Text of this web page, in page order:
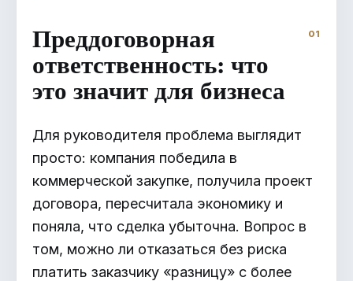
Преддоговорная
ответственность: что
это значит для бизнеса
Для руководителя проблема выглядит
просто: компания победила в
коммерческой закупке, получила проект
договора, пересчитала экономику и
поняла, что сделка убыточна. Вопрос в
том, можно ли отказаться без риска
платить заказчику «разницу» с более